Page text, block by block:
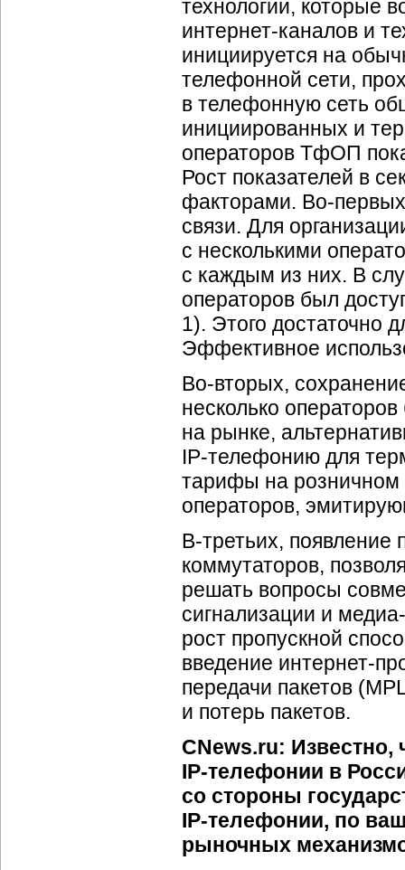
технологии, которые
интернет-каналов и
инициируется на
телефонной сети,
в телефонную сеть
инициированных и
операторов ТфОП
Рост показателей в
факторами. Во-первых
связи. Для
с несколькими
с каждым из них. В
операторов был
1). Этого достаточно
Эффективное
Во-вторых,
несколько
на рынке,
IP-телефонию для
тарифы на розничном
операторов,
В-третьих, появление
коммутаторов,
решать вопросы
сигнализации и
рост пропускной
введение интернет-
передачи пакетов
и потерь пакетов.
CNews.ru: Известно,
IP-телефонии в
со стороны
IP-телефонии, по
рыночных